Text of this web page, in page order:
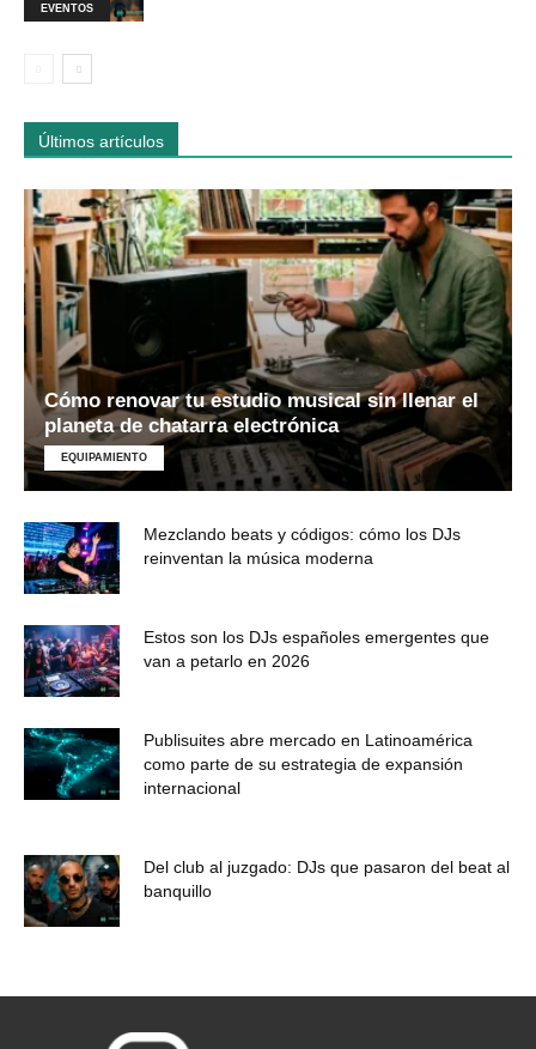
EVENTOS
Últimos artículos
Cómo renovar tu estudio musical sin llenar el
planeta de chatarra electrónica
EQUIPAMIENTO
Mezclando beats y códigos: cómo los DJs
reinventan la música moderna
Estos son los DJs españoles emergentes que
van a petarlo en 2026
Publisuites abre mercado en Latinoamérica
como parte de su estrategia de expansión
internacional
Del club al juzgado: DJs que pasaron del beat al
banquillo